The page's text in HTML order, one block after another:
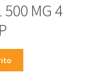
500 MG 4